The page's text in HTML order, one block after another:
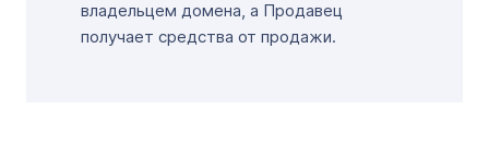
владельцем домена, а Продавец
получает средства от продажи.